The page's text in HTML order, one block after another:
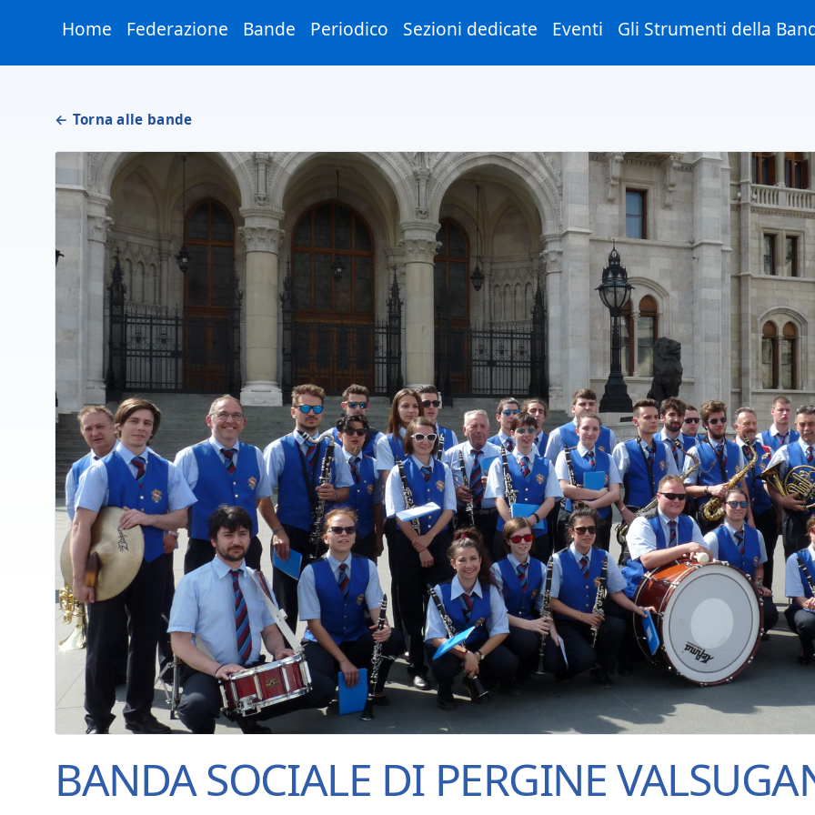
Home Federazione Bande Periodico Sezioni dedicate Eventi Gli Strumenti della
← Torna alle bande
BANDA SOCIALE DI PERGINE